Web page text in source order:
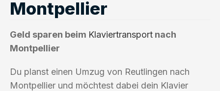
Montpellier
Geld sparen beim Klaviertransport nach
Montpellier
Du planst einen Umzug von Reutlingen nach
Montpellier und möchtest dabei dein Klavier